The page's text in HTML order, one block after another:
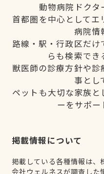
動物病院ドクタ
首都圏を中心として
病院情
路線・駅・行政区だ
らも検索でき
獣医師の診療方針や
事とし
ペットも大切な家族
ーをサポー
掲載情報について
掲載している各種情報は、
会社ウェルネスが調査した